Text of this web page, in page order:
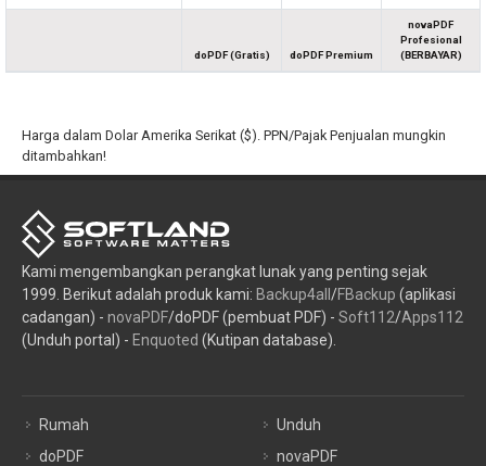
doPDF (Gratis) doPDF Premium
novaPDF
Profesional
(BERBAYAR)
Harga dalam Dolar Amerika Serikat ($). PPN/Pajak Penjualan mungkin
ditambahkan!
Kami mengembangkan perangkat lunak yang penting sejak
1999. Berikut adalah produk kami: Backup4all /FBackup (aplikasi
cadangan) - novaPDF/doPDF (pembuat PDF) - Soft112/Apps112
(Unduh portal) - Enquoted (Kutipan database).
Rumah
doPDF
Unduh
novaPDF